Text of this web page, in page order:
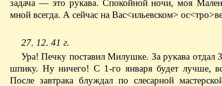
задача — это рукава. Спокойной ночи, моя
мной всегда. А сейчас на Вас<ильевском>
27. 12. 41 г.
Ура! Печку поставил Милушке. За рукава отдал
шпику. Ну ничего! С 1-го января будет лучше,
После завтрака блуждал по слесарной